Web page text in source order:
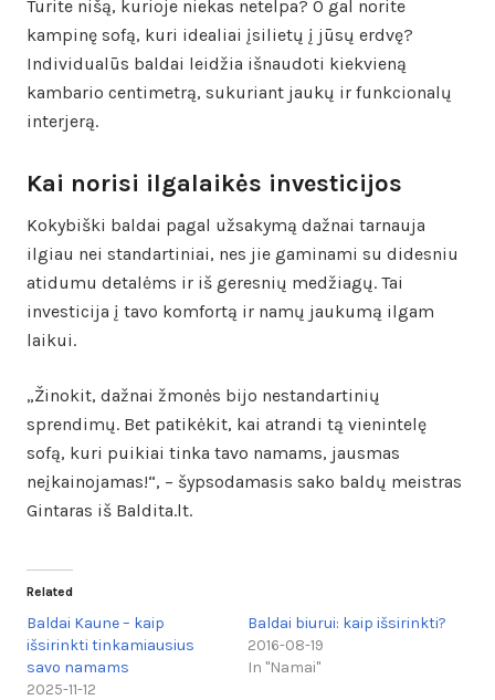
Turite nišą, kurioje niekas netelpa? O gal norite
kampinę sofą, kuri idealiai įsilietų į jūsų erdvę?
Individualūs baldai leidžia išnaudoti kiekvieną
kambario centimetrą, sukuriant jaukų ir funkcionalų
interjerą.
Kai norisi ilgalaikės investicijos
Kokybiški baldai pagal užsakymą dažnai tarnauja
ilgiau nei standartiniai, nes jie gaminami su didesniu
atidumu detalėms ir iš geresnių medžiagų. Tai
investicija į tavo komfortą ir namų jaukumą ilgam
laikui.
„Žinokit, dažnai žmonės bijo nestandartinių
sprendimų. Bet patikėkit, kai atrandi tą vienintelę
sofą, kuri puikiai tinka tavo namams, jausmas
neįkainojamas!“, – šypsodamasis sako baldų meistras
Gintaras iš Baldita.lt.
Related
Baldai Kaune – kaip
išsirinkti tinkamiausius
savo namams
2025-11-12
Baldai biurui: kaip išsirinkti?
2016-08-19
In "Namai"